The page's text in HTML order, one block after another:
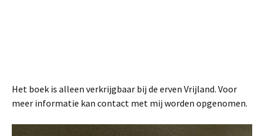
Het boek is alleen verkrijgbaar bij de erven Vrijland. Voor
meer informatie kan contact met mij worden opgenomen.